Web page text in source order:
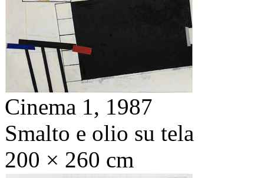
Cinema 1, 1987
Smalto e olio su tela
200 × 260 cm